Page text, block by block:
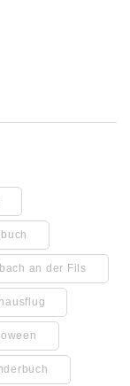
an der Fils